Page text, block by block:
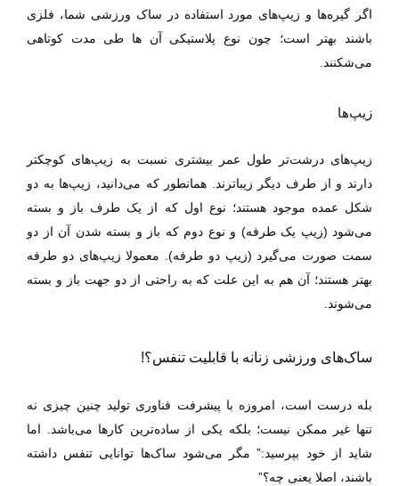
اگر گیره‌ها و زیپ‌های مورد ‌استفاده در ساک ورزشی شما، فلزی
باشند بهتر است؛ چون نوع پلاستیکی آن ها طی مدت کوتاهی
می‌شکنند.
زیپ‌ها
زیپ‌های درشت‌تر طول عمر بیشتری نسبت به زیپ‌های کوچکتر
دارند و از طرف دیگر زیباترند. همانطور که می‌دانید، زیپ‌ها به دو
شکل عمده موجود هستند؛ نوع اول که از یک طرف باز و بسته
می‌شود (زیپ یک طرفه) و نوع دوم که باز و بسته‌ شدن آن از دو
سمت صورت می‌گیرد (زیپ دو طرفه). معمولا زیپ‌های دو طرفه
بهتر هستند؛ آن هم به این علت که به راحتی از دو جهت باز و بسته
می‌شوند.
ساک‌های ورزشی زنانه با قابلیت تنفس؟!
بله درست است، امروزه با پیشرفت فناوری تولید چنین چیزی نه
تنها غیر ممکن نیست؛ بلکه یکی از ساده‌ترین کار‌ها می‌باشد. اما
شاید از خود بپرسید:” مگر می‌شود ساک‌ها توانایی تنفس داشته
باشند، اصلا یعنی چه؟”